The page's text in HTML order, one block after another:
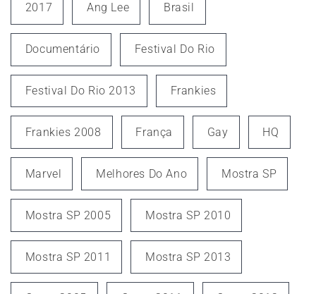
2017 Ang Lee Brasil
Documentário Festival Do Rio
Festival Do Rio 2013 Frankies
Frankies 2008 França Gay HQ
Marvel Melhores Do Ano Mostra SP
Mostra SP 2005 Mostra SP 2010
Mostra SP 2011 Mostra SP 2013